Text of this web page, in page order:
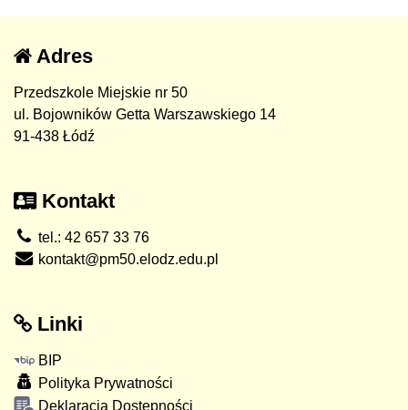
Adres
Przedszkole Miejskie nr 50
ul. Bojowników Getta Warszawskiego 14
91-438 Łódź
Kontakt
tel.: 42 657 33 76
kontakt@pm50.elodz.edu.pl
Linki
BIP
Polityka Prywatności
Deklaracja Dostępności